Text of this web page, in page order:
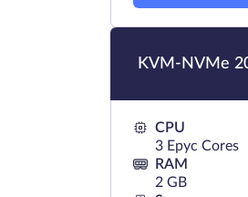
KVM-NVMe
CPU
3 Epyc Cores
RAM
2 GB